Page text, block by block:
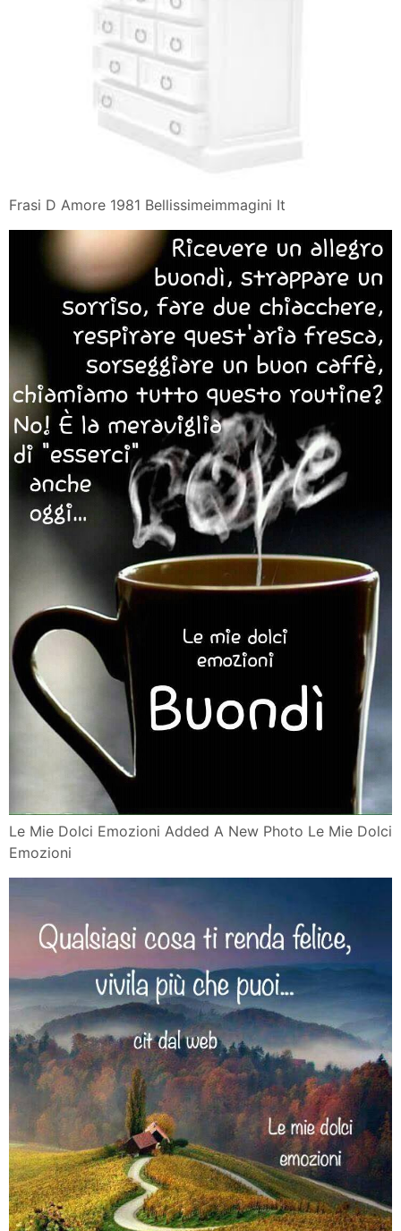
Frasi D Amore 1981 Bellissimeimmagini It
Le Mie Dolci Emozioni Added A New Photo Le Mie Dolci
Emozioni